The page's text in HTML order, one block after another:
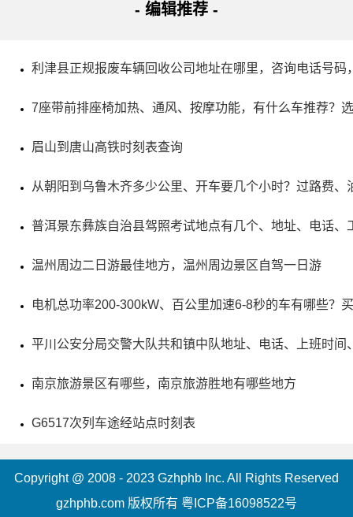
5、江都朴园景区
江都朴园是一座集观光、休闲、娱乐于一体的现代化高
薇风景带、水上廊架等特色景点。它拥有全国最大的朴树存
储量，2009年被评为国家AA级旅游景区，2014年被评为国
- 编辑推荐 -
利津县正规报废车辆回收公司地址在哪里，咨询电话号码
7座带前排座椅加热、通风、按摩功能，有什么车推荐？
眉山到唐山高铁时刻表查询
从朝阳到乌鲁木齐多少公里、开车要几个小时？过路费、
普洱景东彝族自治县驾照考试地点有几个、地址、电话、
温州周边二日游最佳地方，温州周边景区自驾一日游
电机总功率200-300kW、百公里加速6-8秒的车有哪些？
平川公安分局交警大队共和镇中队地址、电话、上班时间
南京旅游景区有哪些，南京旅游胜地有哪些地方
G6517次列车途经站点时刻表
Copyright @ 2008 - 2023 Gzhphb Inc. All Rights Reserved
gzhphb.com 版权所有 粤ICP备16098522号